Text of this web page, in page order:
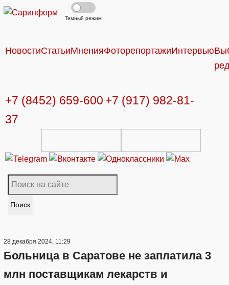
Темный режим
НовостиСтатьиМненияФоторепортажиИнтервью
+7 (8452) 659-600 +7 (917) 982-81-
37
Поиск
28 декабря 2024, 11:29
Больница в Саратове не заплатила 3
млн поставщикам лекарств и